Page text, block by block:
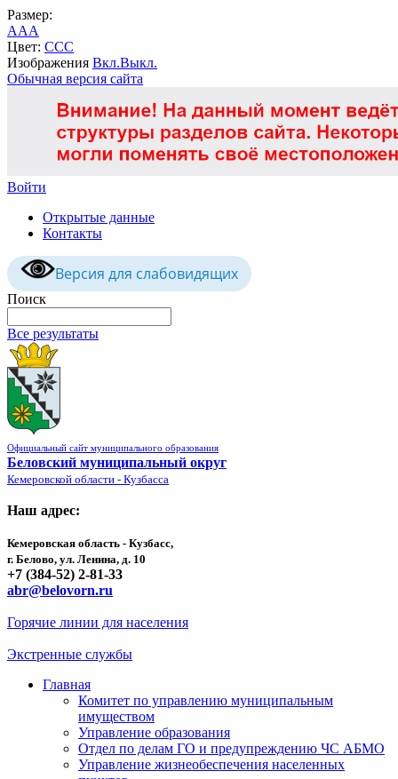
Размер:
AAA
Цвет: CCC
Изображения Вкл.Выкл.
Обычная версия сайта
Войти
Открытые данные
Контакты
Версия для слабовидящих
Поиск
Все результаты
Официальный сайт муниципального образования
Беловский муниципальный округ
Кемеровской области - Кузбасса
Наш адрес:
Кемеровская область - Кузбасс,
г. Белово, ул. Ленина, д. 10
+7 (384-52) 2-81-33
abr@belovorn.ru
Горячие линии для населения
Экстренные службы
Главная
Комитет по управлению муниципальным
имуществом
Управление образования
Отдел по делам ГО и предупреждению ЧС АБМО
Управление жизнеобеспечения населенных